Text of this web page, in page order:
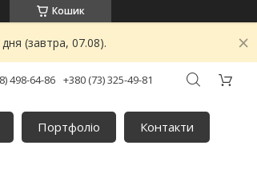
Кошик
(завтра, 07.08).
498-64-86 +380 (73) 325-49-81
Портфоліо Контакти